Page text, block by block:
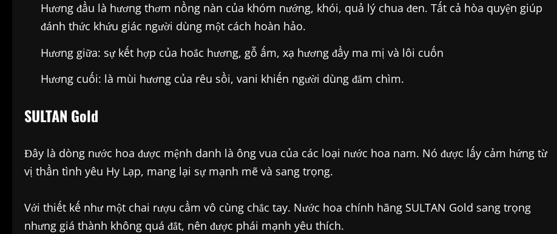
Hương đầu là hương thơm nồng nàn của khóm nướng, khói, quả lý chua đen. Tất cả hòa quyện giúp
đánh thức khứu giác người dùng một cách hoàn hảo.
Hương giữa: sự kết hợp của hoắc hương, gỗ ấm, xạ hương đầy ma mị và lôi cuốn
Hương cuối: là mùi hương của rêu sồi, vani khiến người dùng đắm chìm.
SULTAN Gold
Đây là dòng nước hoa được mệnh danh là ông vua của các loại nước hoa nam. Nó được lấy cảm hứng từ
vị thần tình yêu Hy Lạp, mang lại sự mạnh mẽ và sang trọng.
Với thiết kế như một chai rượu cầm vô cùng chắc tay. Nước hoa chính hãng SULTAN Gold sang trọng
nhưng giá thành không quá đắt, nên được phái mạnh yêu thích.